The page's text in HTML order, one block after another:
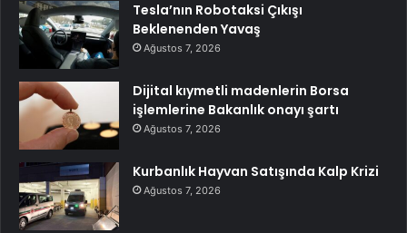
Tesla’nın Robotaksi Çıkışı
Beklenenden Yavaş
Ağustos 7, 2026
Dijital kıymetli madenlerin Borsa
işlemlerine Bakanlık onayı şartı
Ağustos 7, 2026
Kurbanlık Hayvan Satışında Kalp Krizi
Ağustos 7, 2026